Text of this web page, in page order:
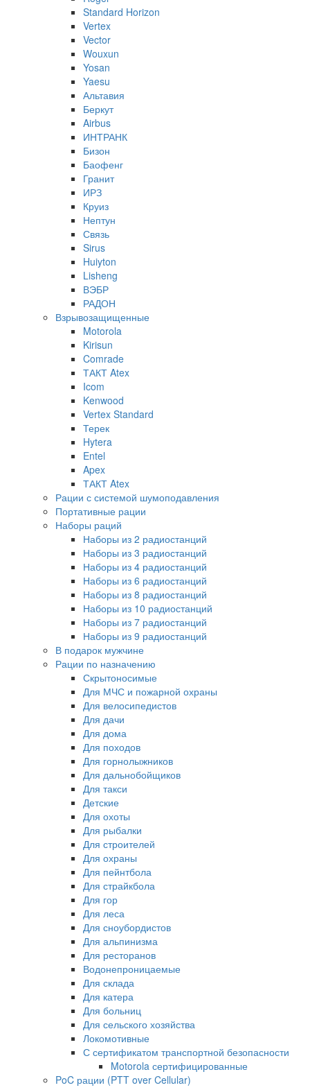
Standard Horizon
Vertex
Vector
Wouxun
Yosan
Yaesu
Альтавия
Беркут
Airbus
ИНТРАНК
Бизон
Баофенг
Гранит
ИРЗ
Круиз
Нептун
Связь
Sirus
Huiyton
Lisheng
ВЭБР
РАДОН
Взрывозащищенные
Motorola
Kirisun
Comrade
ТАКТ Atex
Icom
Kenwood
Vertex Standard
Терек
Hytera
Entel
Apex
ТАКТ Atex
Рации с системой шумоподавления
Портативные рации
Наборы раций
Наборы из 2 радиостанций
Наборы из 3 радиостанций
Наборы из 4 радиостанций
Наборы из 6 радиостанций
Наборы из 8 радиостанций
Наборы из 10 радиостанций
Наборы из 7 радиостанций
Наборы из 9 радиостанций
В подарок мужчине
Рации по назначению
Скрытоносимые
Для МЧС и пожарной охраны
Для велосипедистов
Для дачи
Для дома
Для походов
Для горнолыжников
Для дальнобойщиков
Для такси
Детские
Для охоты
Для рыбалки
Для строителей
Для охраны
Для пейнтбола
Для страйкбола
Для гор
Для леса
Для сноубордистов
Для альпинизма
Для ресторанов
Водонепроницаемые
Для склада
Для катера
Для больниц
Для сельского хозяйства
Локомотивные
С сертификатом транспортной безопасности
Motorola сертифицированные
PoC рации (PTT over Cellular)